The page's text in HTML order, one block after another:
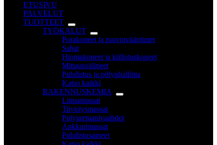
ETUSIVU
PALVELUT
TUOTTEET
TYÖKALUT
Porakoneet ja ruuvinvääntimet
Sahat
Hiomakoneet ja kiillotuskoneet
Mittausvälineet
Puhdistus ja pölynhallinta
Katso kaikki
RAKENNUSKEMIA
Liimamassat
Tiivistysmassat
Polyuretaanivaahdot
Ankkurimassat
Puhdistusaineet